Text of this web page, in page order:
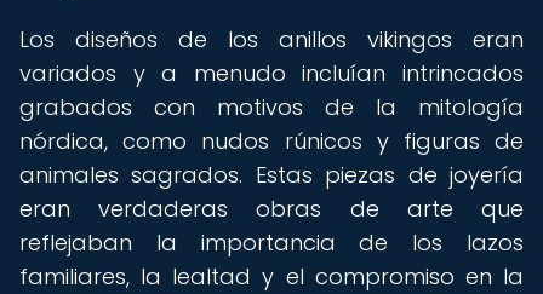
Los diseños de los anillos vikingos eran
variados y a menudo incluían intrincados
grabados con motivos de la mitología
nórdica, como nudos rúnicos y figuras de
animales sagrados. Estas piezas de joyería
eran verdaderas obras de arte que
reflejaban la importancia de los lazos
familiares, la lealtad y el compromiso en la